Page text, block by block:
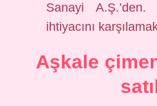
Sanayi
ihtiyacını
Aşkale